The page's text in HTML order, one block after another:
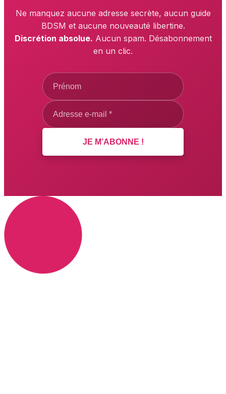
Ne manquez aucune adresse secrète, aucun guide
BDSM et aucune nouveauté libertine.
Discrétion absolue. Aucun spam. Désabonnement
en un clic.